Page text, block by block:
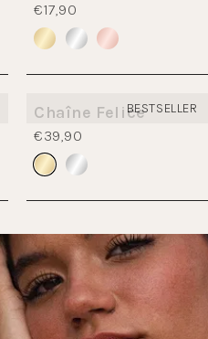
€17,90
Chaîne Felice
€39,90
BESTSELLER